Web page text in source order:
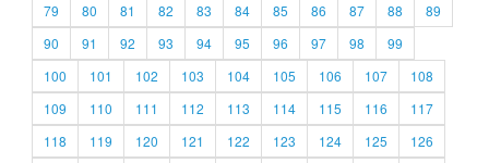
79
80 81 82 83 84 85 86 87 88
89
90
91 92 93 94 95 96 97 98
99
100
101 102 103 104 105 106 107
108
109
110 111 112 113 114 115 116
117
118
119 120 121 122 123 124 125
126